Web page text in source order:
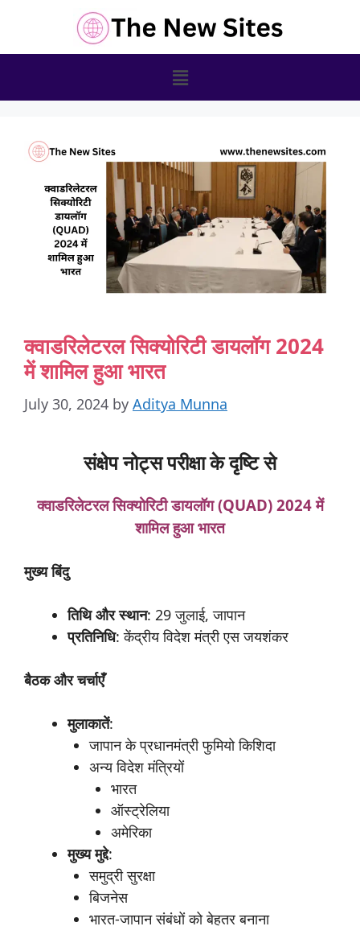
क्वाडरिलेटरल सिक्योरिटी डायलॉग 2024
में शामिल हुआ भारत
July 30, 2024 by Aditya Munna
संक्षेप नोट्स परीक्षा के दृष्टि से
क्वाडरिलेटरलसिक्योरिटीडायलॉग (QUAD) 2024में
शामिलहुआभारत
मुख्यबिंदु
तिथिऔरस्थान: 29 जुलाई, जापान
प्रतिनिधि: केंद्रीय विदेश मंत्री एस जयशंकर
बैठकऔरचर्चाएँ
मुलाकातें:
जापान के प्रधानमंत्री फुमियो किशिदा
अन्य विदेश मंत्रियों
भारत
ऑस्ट्रेलिया
अमेरिका
मुख्यमुद्दे:
समुद्री सुरक्षा
बिजनेस
भारत-जापान संबंधों को बेहतर बनाना